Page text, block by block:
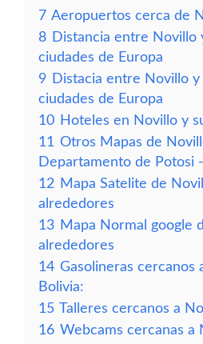
7 Aeropuertos cerca de
8 Distancia entre Novillo
ciudades de Europa
9 Distacia entre Novillo y
ciudades de Europa
10 Hoteles en Novillo y
11 Otros Mapas de
Departamento de Potosi
12 Mapa Satelite de
alrededores
13 Mapa Normal google
alrededores
14 Gasolineras cercanos
Bolivia:
15 Talleres cercanos a
16 Webcams cercanas a